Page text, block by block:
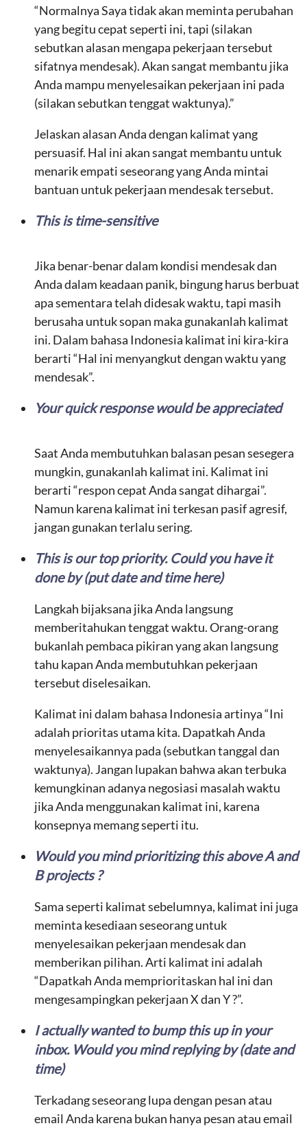
“Normalnya Saya tidak akan meminta perubahan
yang begitu cepat seperti ini, tapi (silakan
sebutkan alasan mengapa pekerjaan tersebut
sifatnya mendesak). Akan sangat membantu jika
Anda mampu menyelesaikan pekerjaan ini pada
(silakan sebutkan tenggat waktunya).”
Jelaskan alasan Anda dengan kalimat yang
persuasif. Hal ini akan sangat membantu untuk
menarik empati seseorang yang Anda mintai
bantuan untuk pekerjaan mendesak tersebut.
This is time-sensitive
Jika benar-benar dalam kondisi mendesak dan
Anda dalam keadaan panik, bingung harus berbuat
apa sementara telah didesak waktu, tapi masih
berusaha untuk sopan maka gunakanlah kalimat
ini. Dalam bahasa Indonesia kalimat ini kira-kira
berarti “Hal ini menyangkut dengan waktu yang
mendesak”.
Your quick response would be appreciated
Saat Anda membutuhkan balasan pesan sesegera
mungkin, gunakanlah kalimat ini. Kalimat ini
berarti “respon cepat Anda sangat dihargai”.
Namun karena kalimat ini terkesan pasif agresif,
jangan gunakan terlalu sering.
This is our top priority. Could you have it
done by (put date and time here)
Langkah bijaksana jika Anda langsung
memberitahukan tenggat waktu. Orang-orang
bukanlah pembaca pikiran yang akan langsung
tahu kapan Anda membutuhkan pekerjaan
tersebut diselesaikan.
Kalimat ini dalam bahasa Indonesia artinya “Ini
adalah prioritas utama kita. Dapatkah Anda
menyelesaikannya pada (sebutkan tanggal dan
waktunya). Jangan lupakan bahwa akan terbuka
kemungkinan adanya negosiasi masalah waktu
jika Anda menggunakan kalimat ini, karena
konsepnya memang seperti itu.
Would you mind prioritizing this above A and
B projects ?
Sama seperti kalimat sebelumnya, kalimat ini juga
meminta kesediaan seseorang untuk
menyelesaikan pekerjaan mendesak dan
memberikan pilihan. Arti kalimat ini adalah
“Dapatkah Anda memprioritaskan hal ini dan
mengesampingkan pekerjaan X dan Y ?”.
I actually wanted to bump this up in your
inbox. Would you mind replying by (date and
time)
Terkadang seseorang lupa dengan pesan atau
email Anda karena bukan hanya pesan atau email